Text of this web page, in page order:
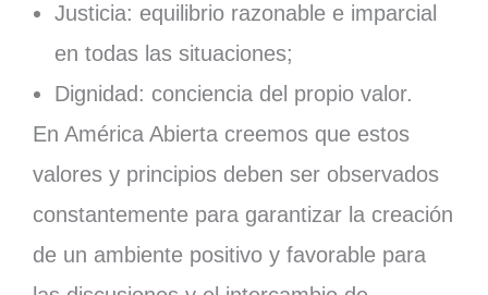
Justicia: equilibrio razonable e imparcial
en todas las situaciones;
Dignidad: conciencia del propio valor.
En América Abierta creemos que estos
valores y principios deben ser observados
constantemente para garantizar la creación
de un ambiente positivo y favorable para